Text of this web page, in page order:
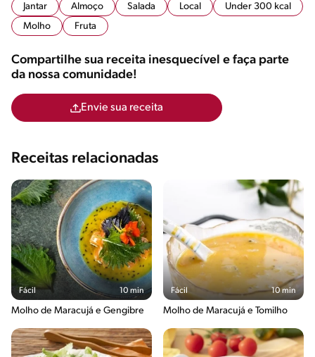
Jantar Almoço Salada Local
Under 300 kcal
Molho
Fruta
Compartilhe sua receita inesquecível e faça parte
da nossa comunidade!
Envie sua receita
Receitas relacionadas
Fácil 10 min
Molho de Maracujá e Gengibre
Fácil 10 min
Molho de Maracujá e Tomilho